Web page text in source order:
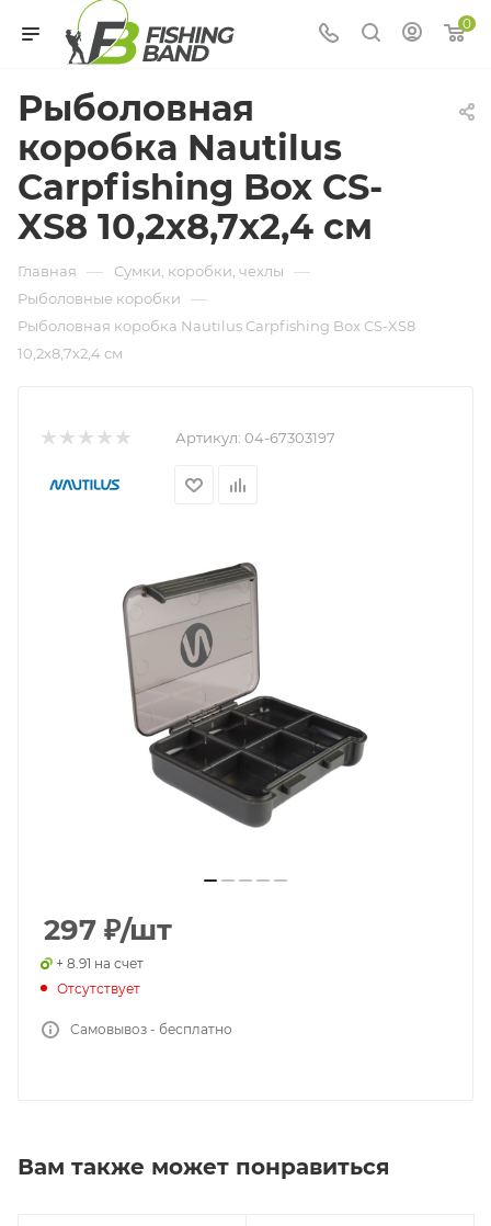
0
Рыболовная
коробка Nautilus
Carpfishing Box CS-
XS8 10,2х8,7х2,4 см
Главная — Сумки, коробки, чехлы —
Рыболовные коробки —
Рыболовная коробка Nautilus Carpfishing Box CS-XS8
10,2х8,7х2,4 см
Артикул: 04-67303197
297 ₽/шт
+ 8.91 на счет
Отсутствует
Самовывоз - бесплатно
Вам также может понравиться